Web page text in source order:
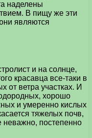
наделены
В пищу же эти
являются
и на солнце,
красавца все-таки в
от ветра участках. И
хорошо
и умеренно кислых
тяжелых почв,
неважно, постепенно